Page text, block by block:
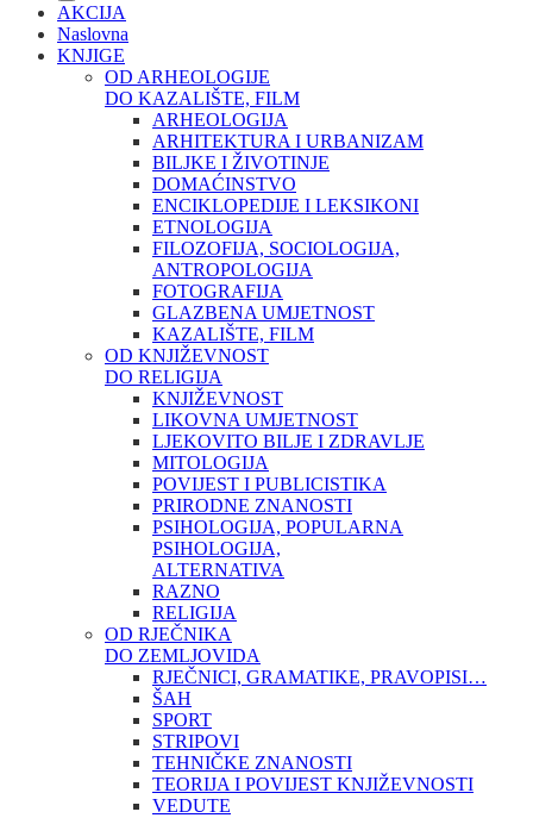
AKCIJA
Naslovna
KNJIGE
OD ARHEOLOGIJE
DO KAZALIŠTE, FILM
ARHEOLOGIJA
ARHITEKTURA I URBANIZAM
BILJKE I ŽIVOTINJE
DOMAĆINSTVO
ENCIKLOPEDIJE I LEKSIKONI
ETNOLOGIJA
FILOZOFIJA, SOCIOLOGIJA,
ANTROPOLOGIJA
FOTOGRAFIJA
GLAZBENA UMJETNOST
KAZALIŠTE, FILM
OD KNJIŽEVNOST
DO RELIGIJA
KNJIŽEVNOST
LIKOVNA UMJETNOST
LJEKOVITO BILJE I ZDRAVLJE
MITOLOGIJA
POVIJEST I PUBLICISTIKA
PRIRODNE ZNANOSTI
PSIHOLOGIJA, POPULARNA
PSIHOLOGIJA,
ALTERNATIVA
RAZNO
RELIGIJA
OD RJEČNIKA
DO ZEMLJOVIDA
RJEČNICI, GRAMATIKE, PRAVOPISI…
ŠAH
SPORT
STRIPOVI
TEHNIČKE ZNANOSTI
TEORIJA I POVIJEST KNJIŽEVNOSTI
VEDUTE